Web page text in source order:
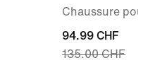
Chaussure pour
current
price
94.99 CHF
135.00 CHF